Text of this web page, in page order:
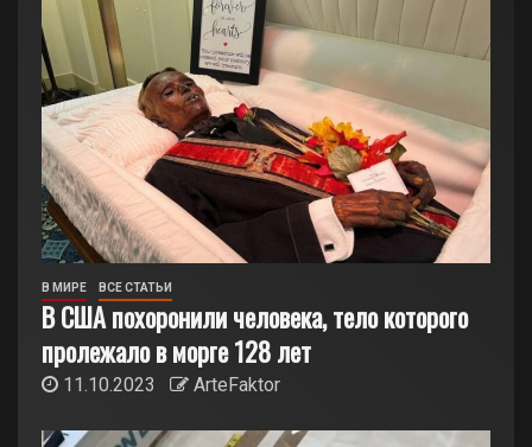
В МИРЕ ВСЕ СТАТЬИ
В США похоронили человека, тело которого
пролежало в морге 128 лет
11.10.2023 ArteFaktor